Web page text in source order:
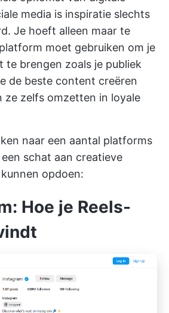
media is inspiratie slechts
Je hoeft alleen maar te
moet gebruiken om je
te brengen zoals je publiek
de beste content creëren
ze zelfs omzetten in loyale
naar een aantal platforms
schat aan creatieve
opdoen:
Hoe je Reels-